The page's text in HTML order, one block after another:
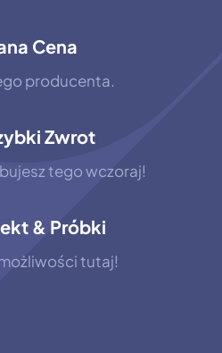
Cena
producenta.
Zwrot
tego wczoraj!
& Próbki
tutaj!